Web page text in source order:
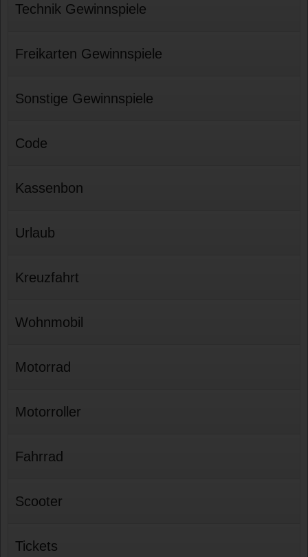
Technik Gewinnspiele
Freikarten Gewinnspiele
Sonstige Gewinnspiele
Code
Kassenbon
Urlaub
Kreuzfahrt
Wohnmobil
Motorrad
Motorroller
Fahrrad
Scooter
Tickets